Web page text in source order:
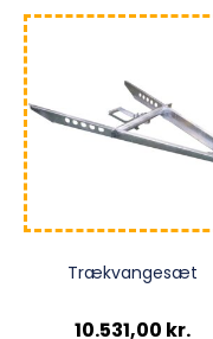
Trækvangesæt
10.531,00 kr.